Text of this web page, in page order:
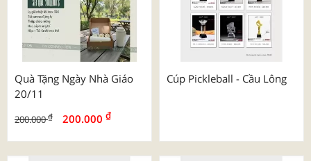
Quà Tặng Ngày Nhà Giáo
20/11
200.000₫ 200.000 ₫
Cúp Pickleball - Cầu Lông